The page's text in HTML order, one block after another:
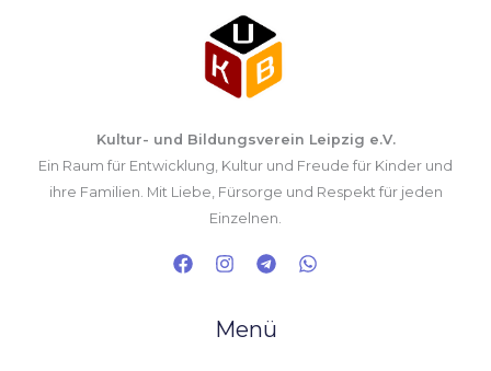
Kultur- und Bildungsverein Leipzig e.V.
Ein Raum für Entwicklung, Kultur und Freude für Kinder und
ihre Familien. Mit Liebe, Fürsorge und Respekt für jeden
Einzelnen.
Menü